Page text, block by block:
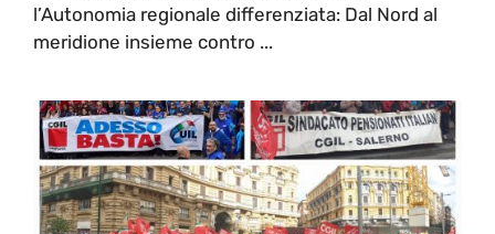
l’Autonomia regionale differenziata: Dal Nord al
meridione insieme contro ...